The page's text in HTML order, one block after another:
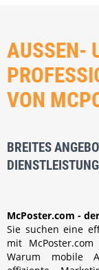
AUSSEN-
VON
BREITES
McPoster.com -
Sie suchen eine
mit
Warum mobile